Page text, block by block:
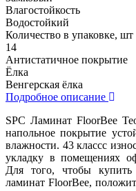
Влагостойкость
Водостойкий
Количество в упаковке, шт
14
Антистатичное покрытие
Ёлка
Венгерская ёлка
Подробное описание
SPC Ламинат FloorBee
напольное покрытие
влажности. 43 классс
укладку в помещениях
Для того, чтобы купить
ламинат FloorBee,